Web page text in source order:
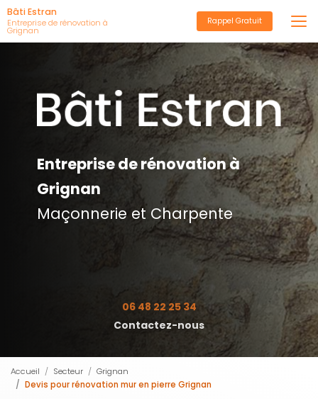
Aller
au
contenu
Bâti Estran
Entreprise de rénovation à
Grignan
Rappel Gratuit
Entreprise de rénovation à
Grignan
Maçonnerie et Charpente
06 48 22 25 34
Contactez-nous
Accueil Secteur
Grignan
Devis pour rénovation mur en pierre Grignan